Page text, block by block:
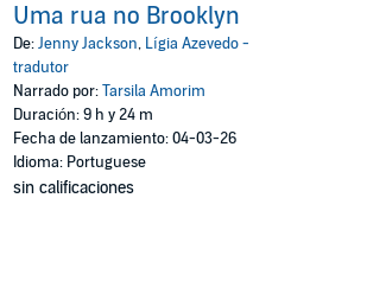
Uma rua no Brooklyn
De:Jenny Jackson, Lígia Azevedo -
tradutor
Narrado por:Tarsila Amorim
Duración: 9 h y 24 m
Fecha de lanzamiento: 04-03-26
Idioma: Portuguese
sin calificaciones